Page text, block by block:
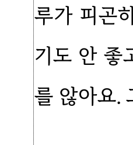
루가 피곤
기도 안 좋
를 않아요.